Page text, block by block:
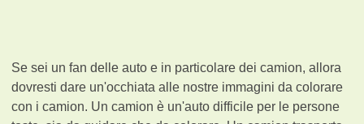
Se sei un fan delle auto e in particolare dei camion, allora
dovresti dare un'occhiata alle nostre immagini da colorare
con i camion. Un camion è un'auto difficile per le persone